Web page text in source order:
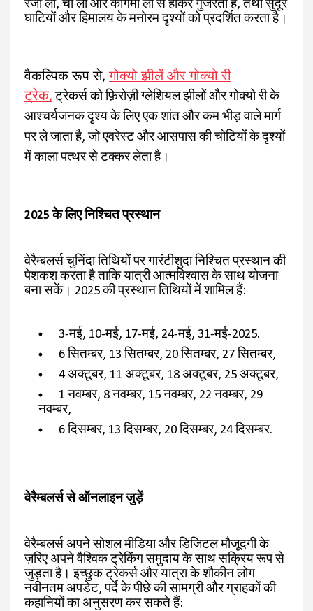
रेंजो ला, चो ला और कोंगमा ला से होकर गुजरता है, तथा सुदूर
घाटियों और हिमालय के मनोरम दृश्यों को प्रदर्शित करता है।
वैकल्पिक रूप से,गोक्यो झीलें और गोक्यो री
ट्रेक, ट्रेकर्स को फ़िरोज़ी ग्लेशियल झीलों और गोक्यो री के
आश्चर्यजनक दृश्य के लिए एक शांत और कम भीड़ वाले मार्ग
पर ले जाता है, जो एवरेस्ट और आसपास की चोटियों के दृश्यों
में काला पत्थर से टक्कर लेता है।
2025 के लिए निश्चित प्रस्थान
वेरैम्बलर्स चुनिंदा तिथियों पर गारंटीशुदा निश्चित प्रस्थान की
पेशकश करता है ताकि यात्री आत्मविश्वास के साथ योजना
बना सकें। 2025 की प्रस्थान तिथियों में शामिल हैं:
3-मई, 10-मई, 17-मई, 24-मई, 31-मई-2025.
6 सितम्बर, 13 सितम्बर, 20 सितम्बर, 27 सितम्बर,
4 अक्टूबर, 11 अक्टूबर, 18 अक्टूबर, 25 अक्टूबर,
1 नवम्बर, 8 नवम्बर, 15 नवम्बर, 22 नवम्बर, 29
नवम्बर,
6 दिसम्बर, 13 दिसम्बर, 20 दिसम्बर, 24 दिसम्बर.
वेरैम्बलर्स से ऑनलाइन जुड़ें
वेरैम्बलर्स अपने सोशल मीडिया और डिजिटल मौजूदगी के
ज़रिए अपने वैश्विक ट्रेकिंग समुदाय के साथ सक्रिय रूप से
जुड़ता है। इच्छुक ट्रेकर्स और यात्रा के शौकीन लोग
नवीनतम अपडेट, पर्दे के पीछे की सामग्री और ग्राहकों की
कहानियों का अनुसरण कर सकते हैं: